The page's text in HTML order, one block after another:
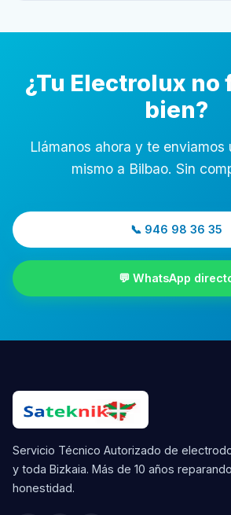
¿Tu Electrolux no
bien?
Llámanos ahora y te
mismo a Bilbao. Sin
📞 946 98 36 35
💬 WhatsApp
Servicio Técnico Autorizado de
y toda Bizkaia. Más de 10 años
honestidad.